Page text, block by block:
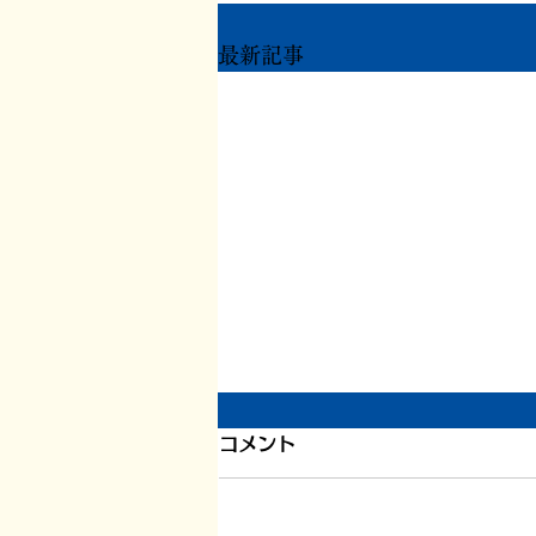
最新記事
もう一度ちからを
コメント